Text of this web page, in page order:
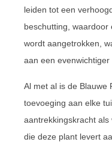
leiden tot een
beschutting,
wordt aangetrokken,
aan een evenwichtiger
Al met al is de Blauwe
toevoeging aan elke
aantrekkingskracht
die deze plant levert